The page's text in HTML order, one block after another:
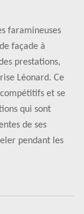
faramineuses
façade à
prestations,
Léonard. Ce
et se
qui sont
de ses
pendant les